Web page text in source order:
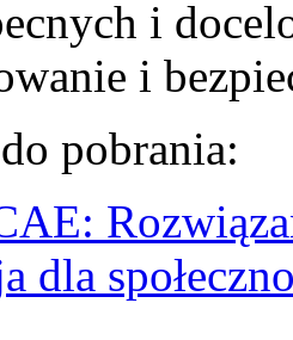
i
i
pobrania:
dla